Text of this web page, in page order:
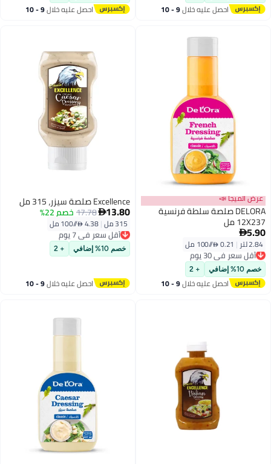
احصل عليه خلال 9 - 10 احصل عليه خلال 9 - 10
عرض الميجا 📣
DELORA صلصة سلطة فرنسية
12X237 مل
5.90
2.84 لتر |
أقل سعر في 30 يوم
توصيل مجاني
أقل سعر في 30 يوم
خصم 10% إضافي + 2
احصل عليه خلال 9 - 10
Excellence صلصة سيزر، 315 مل
13.80
17.78خصم 22%
315 مل |
أقل سعر في 7 يوم
توصيل مجاني
أقل سعر في 7 يوم
خصم 10% إضافي + 2
احصل عليه خلال 9 - 10